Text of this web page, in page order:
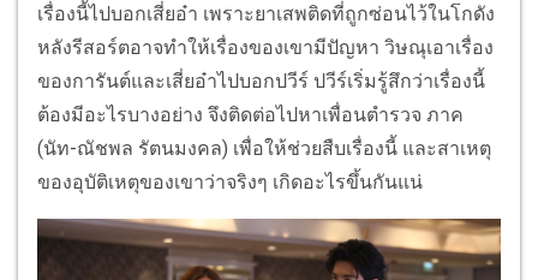
เรื่องนี้ไปบอกเสี่ยอ๋า เพราะยาเสพติดที่ถูกซ่อนไว้ในโกดัง
หลังรีสอร์ตอาจทำให้เรื่องของเขามีปัญหา วิษณุเอาเรื่อง
ของการันต์และเสี่ยอ๋าไปบอกปวีร์ ปวีร์เริ่มรู้สึกว่าเรื่องนี้
ต้องมีอะไรบางอย่าง จึงติดต่อไปหาเพื่อนตำรวจ ภาค
(นัท-ณัชพล รัตนมงคล) เพื่อให้ช่วยสืบเรื่องนี้ และสาเหตุ
ของอุบัติเหตุของเขาว่าจริงๆ เกิดอะไรขึ้นกันแน่